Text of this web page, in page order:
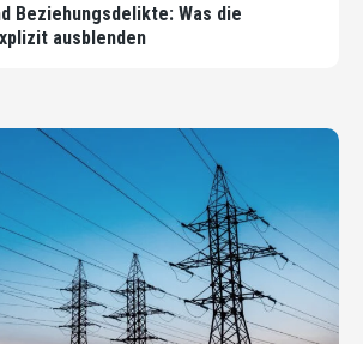
Beziehungsdelikte: Was die
ausblenden